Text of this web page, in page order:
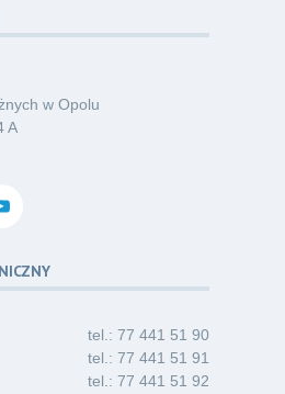
poza schematem –
spojrzeniu na profilaktykę
– pielęgniarka/pielęgniarz
pielęgniarstwa
Komunikaty
w Opolu
A
tel.: 77 441 51 90
tel.: 77 441 51 91
tel.: 77 441 51 92